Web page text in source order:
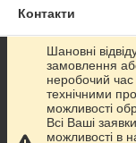
Контакти
Доставка та
Графік роботи
Шановні
замовлення
неробочий час
технічними
можливості
Всі Ваші
можливості в